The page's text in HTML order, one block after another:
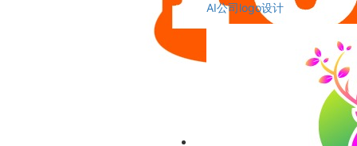
AI公司logo设计